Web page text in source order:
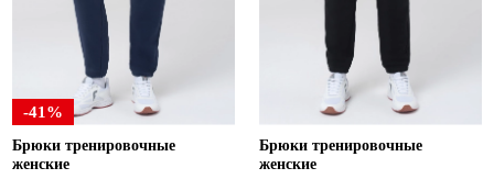
-41%
Брюки тренировочные
женские
Брюки тренировочные
женские